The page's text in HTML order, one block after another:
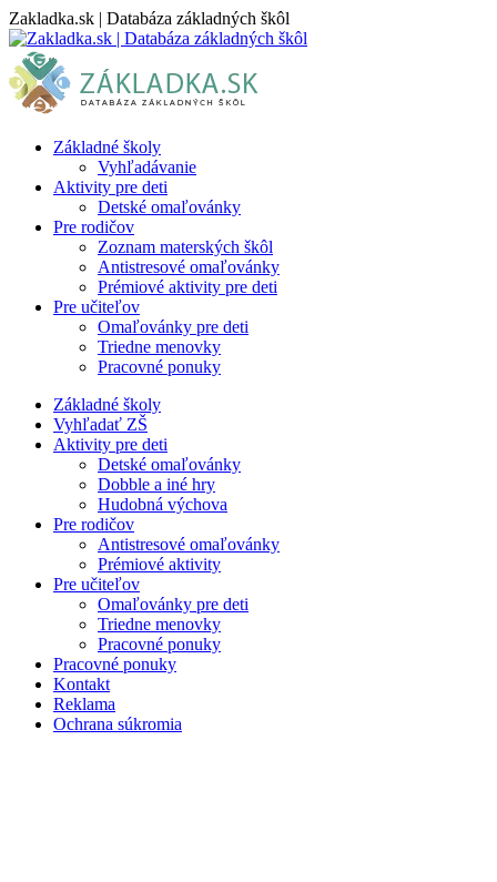
Skip
to
content
Zakladka.sk | Databáza základných škôl
Základné školy
Vyhľadávanie
Aktivity pre deti
Detské omaľovánky
Pre rodičov
Zoznam materských škôl
Antistresové omaľovánky
Prémiové aktivity pre deti
Pre učiteľov
Omaľovánky pre deti
Triedne menovky
Pracovné ponuky
Základné školy
Vyhľadať ZŠ
Aktivity pre deti
Detské omaľovánky
Dobble a iné hry
Hudobná výchova
Pre rodičov
Antistresové omaľovánky
Prémiové aktivity
Pre učiteľov
Omaľovánky pre deti
Triedne menovky
Pracovné ponuky
Pracovné ponuky
Kontakt
Reklama
Ochrana súkromia